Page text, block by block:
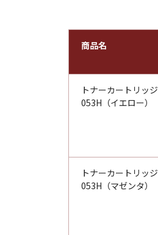
商品名
トナーカートリッジ
053H（イエロー）
トナーカートリッジ
053H（マゼンタ）